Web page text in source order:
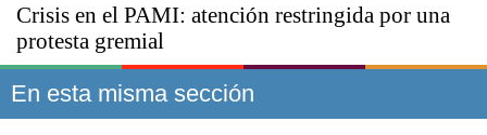
Crisis en el PAMI: atención restringida por una
protesta gremial
En esta misma sección